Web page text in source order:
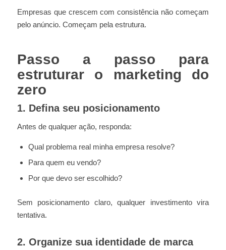
Empresas que crescem com consistência não começam
pelo anúncio. Começam pela estrutura.
Passo a passo para
estruturar o marketing do
zero
1. Defina seu posicionamento
Antes de qualquer ação, responda:
Qual problema real minha empresa resolve?
Para quem eu vendo?
Por que devo ser escolhido?
Sem posicionamento claro, qualquer investimento vira
tentativa.
2. Organize sua identidade de marca